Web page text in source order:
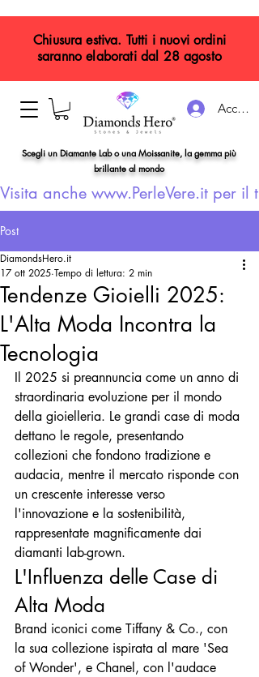
Accedi
Scegli un Diamante Lab o una Moissanite, la gemma più
brillante al mondo
Visita anche www.PerleVere.it per il
Chiusura estiva. Tutti i nuovi ordini
saranno elaborati dal 28 agosto
Post
Tendenze Gioielli 2025:
L'Alta Moda Incontra la
Tecnologia
DiamondsHero.it
17 ott 2025 Tempo di lettura: 2 min
Il 2025 si preannuncia come un anno di
straordinaria evoluzione per il mondo
della gioielleria. Le grandi case di moda
dettano le regole, presentando
collezioni che fondono tradizione e
audacia, mentre il mercato risponde con
un crescente interesse verso
l'innovazione e la sostenibilità,
rappresentate magnificamente dai
diamanti lab-grown.
L'Influenza delle Case di
Alta Moda
Brand iconici come Tiffany & Co., con
la sua collezione ispirata al mare 'Sea
of Wonder', e Chanel, con l'audace